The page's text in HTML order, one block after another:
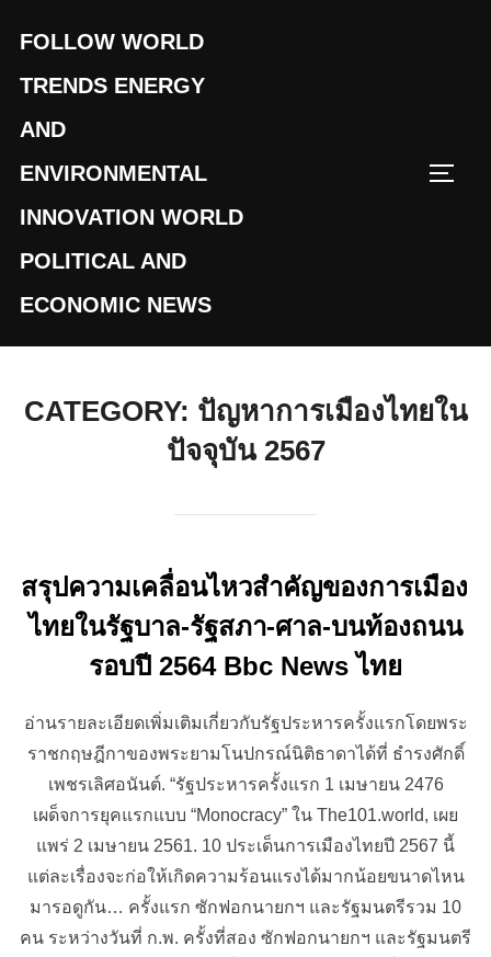
content
FOLLOW WORLD
TRENDS ENERGY
AND
ENVIRONMENTAL
INNOVATION WORLD
POLITICAL AND
ECONOMIC NEWS
CATEGORY: ปัญหาการเมืองไทยใน
ปัจจุบัน 2567
สรุปความเคลื่อนไหวสำคัญของการเมือง
ไทยในรัฐบาล-รัฐสภา-ศาล-บนท้องถนน
รอบปี 2564 Bbc News ไทย
อ่านรายละเอียดเพิ่มเติมเกี่ยวกับรัฐประหารครั้งแรกโดยพระ
ราชกฤษฎีกาของพระยามโนปกรณ์นิติธาดาได้ที่ ธำรงศักดิ์
เพชรเลิศอนันต์. “รัฐประหารครั้งแรก 1 เมษายน 2476
เผด็จการยุคแรกแบบ “Monocracy” ใน The101.world, เผย
แพร่ 2 เมษายน 2561. 10 ประเด็นการเมืองไทยปี 2567 นี้
แต่ละเรื่องจะก่อให้เกิดความร้อนแรงได้มากน้อยขนาดไหน
มารอดูกัน… ครั้งแรก ซักฟอกนายกฯ และรัฐมนตรีรวม 10
คน ระหว่างวันที่ ก.พ. ครั้งที่สอง ซักฟอกนายกฯ และรัฐมนตรี